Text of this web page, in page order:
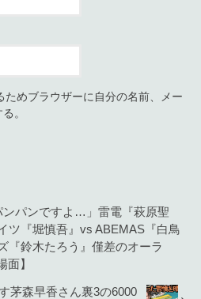
ためブラウザーに自分の名前、メー
。
ンパンですよ…」雷電『萩原聖
ツ『堀慎吾』vs ABEMAS『白鳥
『鈴木たろう』僅差のオーラ
面】
茅森早香さん裏3の6000